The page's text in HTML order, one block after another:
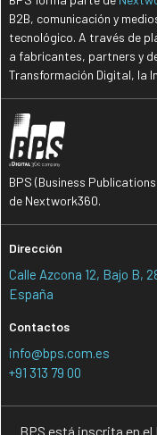
B2B, comunicación y
tecnológico. A través de
a fabricantes, partners y
Transformación Digital, la
BPS (Business
de Nextwork360.
Dirección
Calle Azcona 12, Bajo B,
España
Contactos
info@bps.com.es
+91 313 79 00
BPS está inscrita en el